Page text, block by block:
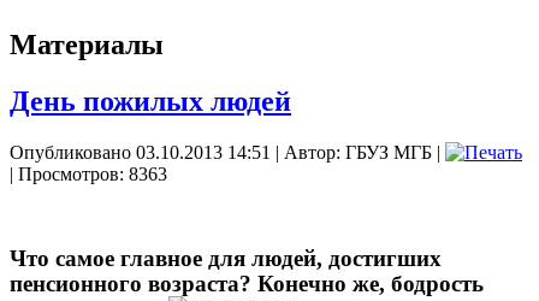
Материалы
День пожилых людей
Опубликовано 03.10.2013 14:51 | Автор: ГБУЗ МГБ |
| Просмотров: 8363
Что самое главное для людей, достигших
пенсионного возраста? Конечно же, бодрость